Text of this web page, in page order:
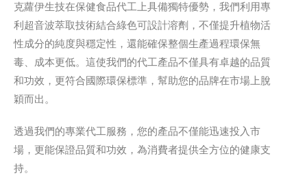
克蘿伊生技在保健食品代工上具備獨特優勢，我們利用專
利超音波萃取技術結合綠色可設計溶劑，不僅提升植物活
性成分的純度與穩定性，還能確保整個生產過程環保無
毒、成本更低。這使我們的代工產品不僅具有卓越的品質
和功效，更符合國際環保標準，幫助您的品牌在市場上脫
穎而出。
透過我們的專業代工服務，您的產品不僅能迅速投入市
場，更能保證品質和功效，為消費者提供全方位的健康支
持。